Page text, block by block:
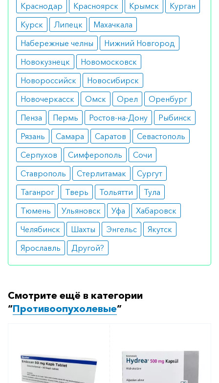
повышенная чувствительность к
препарату и его компонентам;
беременность и лактация;
одновременный прием ретинола и
тетрациклинов.
Побочные реакции
сердечные аритмии;
аллергические реакции;
боль в мышцах;
головокружение, головная боль;
почечная недостаточность.
Аналоги
Айрол крем 0,05% 20 г
Ретин-А крем
Локацид крем
Как оформить заказ?
Вы можете заказать препарат с доставкой в
аптеку-партнёра в вашем городе. Для этого Вы
заказать по телефону8 800 301 52 86
с любого телефона по РФ)
Краснодар
Красноярск Крымск
Курган
Курск
Липецк
Махачкала
Набережные челны
Нижний Новгород
Новокузнецк
Новомосковск
Новороссийск
Новосибирск
Новочеркасск
Омск Орел
Оренбург
Пенза
Пермь Ростов-на-Дону
Рыбинск
Рязань
Самара Саратов
Севастополь
Серпухов
Симферополь
Сочи
Ставрополь
Стерлитамак
Сургут
Таганрог
Тверь Тольятти
Тула
Тюмень
Ульяновск Уфа
Хабаровск
Челябинск
Шахты Энгельс
Якутск
Ярославль
Другой?
Смотрите ещё в категории
“Противоопухолевые”